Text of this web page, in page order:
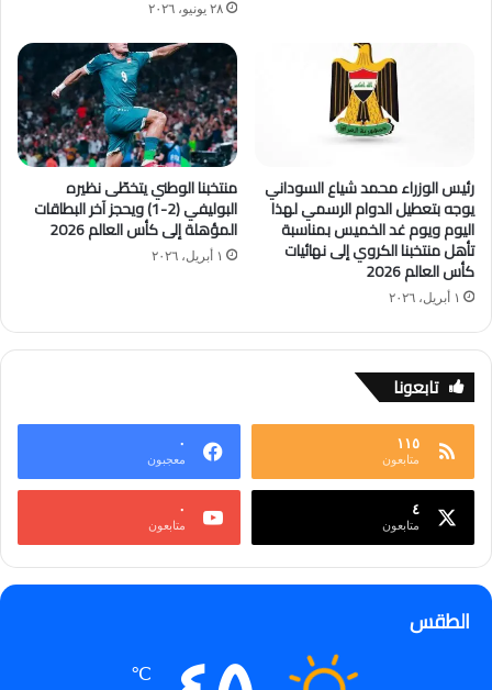
٢٨ يونيو، ٢٠٢٦
رئيس الوزراء محمد شياع السوداني
يوجه بتعطيل الدوام الرسمي لهذا
اليوم ويوم غد الخميس بمناسبة
تأهل منتخبنا الكروي إلى نهائيات
كأس العالم 2026
١ أبريل، ٢٠٢٦
منتخبنا الوطني يتخطّى نظيره
البوليفي (2-1) ويحجز آخر البطاقات
المؤهلة إلى كأس العالم 2026
١ أبريل، ٢٠٢٦
تابعونا
١١٥
متابعون
٠
معجبون
٤
متابعون
٠
متابعون
الطقس
℃